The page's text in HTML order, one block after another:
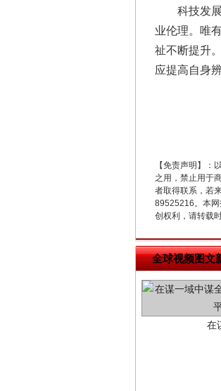
科技发展
业伦理。唯
祉不断提升
应提高自身
【免责声明】
之用，禁止用于
者取得联系，若
89525216。本网
创权利，请转载
全球视频图文
在